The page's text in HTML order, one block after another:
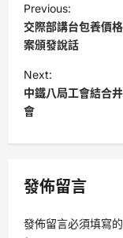
o
s
t
n
a
v
g
a
Previous:
交際部講台包養價
案頒發說話
Next:
中鐵八局工會結合
會
發佈留言
發佈留言必須填寫